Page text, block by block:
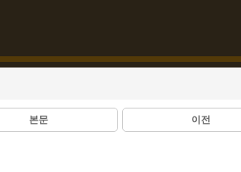
본문 이전